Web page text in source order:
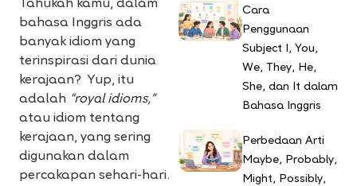
Tahukah kamu, dalam
bahasa Inggris ada
banyak idiom yang
terinspirasi dari dunia
kerajaan? Yup, itu
adalah “royal idioms,”
atau idiom tentang
kerajaan, yang sering
digunakan dalam
percakapan sehari-hari.
Cara
Penggunaan
Subject I, You,
We, They, He,
She, dan It dalam
Bahasa Inggris
Perbedaan Arti
Maybe, Probably,
Might, Possibly,